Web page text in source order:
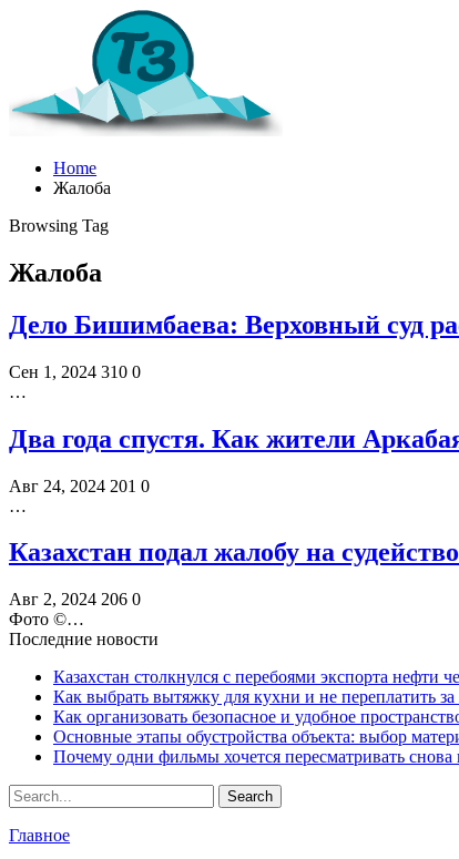
Home
Жалоба
Browsing Tag
Жалоба
Дело Бишимбаева: Верховный суд
Сен 1, 2024 310 0
…
Два года спустя. Как жители
Авг 24, 2024 201 0
…
Казахстан подал жалобу на
Авг 2, 2024 206 0
Фото ©️…
Последние новости
Казахстан столкнулся с перебоями экспорта нефти
Как выбрать вытяжку для кухни и не переплатить
Как организовать безопасное и удобное
Основные этапы обустройства объекта: выбор
Почему одни фильмы хочется пересматривать снова
Главное